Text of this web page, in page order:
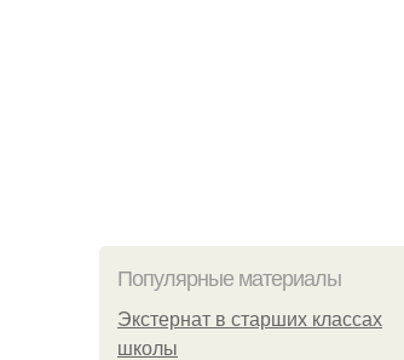
Популярные материалы
Экстернат в старших классах
школы